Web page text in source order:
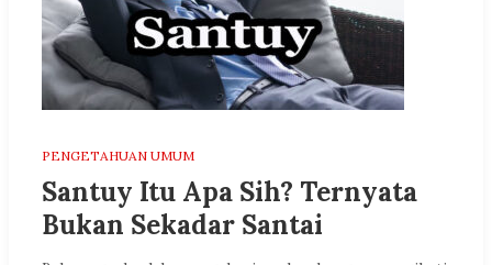
PENGETAHUAN UMUM
Santuy Itu Apa Sih? Ternyata
Bukan Sekadar Santai